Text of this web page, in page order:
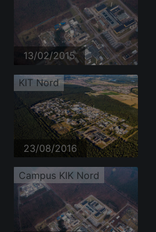
13/02/2015
KIT Nord
23/08/2016
Campus KIK Nord